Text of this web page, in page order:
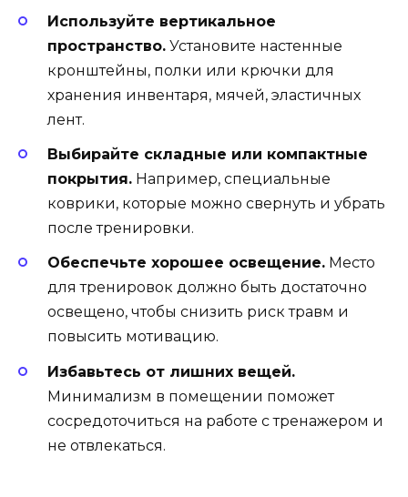
Используйте вертикальное
пространство. Установите настенные
кронштейны, полки или крючки для
хранения инвентаря, мячей, эластичных
лент.
Выбирайте складные или компактные
покрытия. Например, специальные
коврики, которые можно свернуть и убрать
после тренировки.
Обеспечьте хорошее освещение. Место
для тренировок должно быть достаточно
освещено, чтобы снизить риск травм и
повысить мотивацию.
Избавьтесь от лишних вещей.
Минимализм в помещении поможет
сосредоточиться на работе с тренажером и
не отвлекаться.